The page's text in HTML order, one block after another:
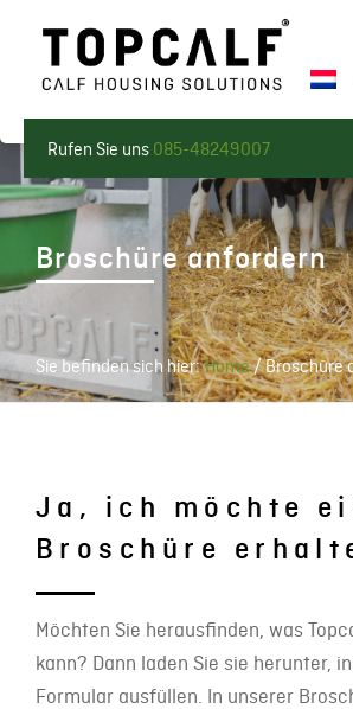
Rufen Sie uns 085-48249007
Broschüre anfordern
Sie befinden sich hier: Home/Broschüre
Ja, ich möchte
Broschüre
Möchten Sie herausfinden, was
kann? Dann laden Sie sie herunter,
Formular ausfüllen. In unserer